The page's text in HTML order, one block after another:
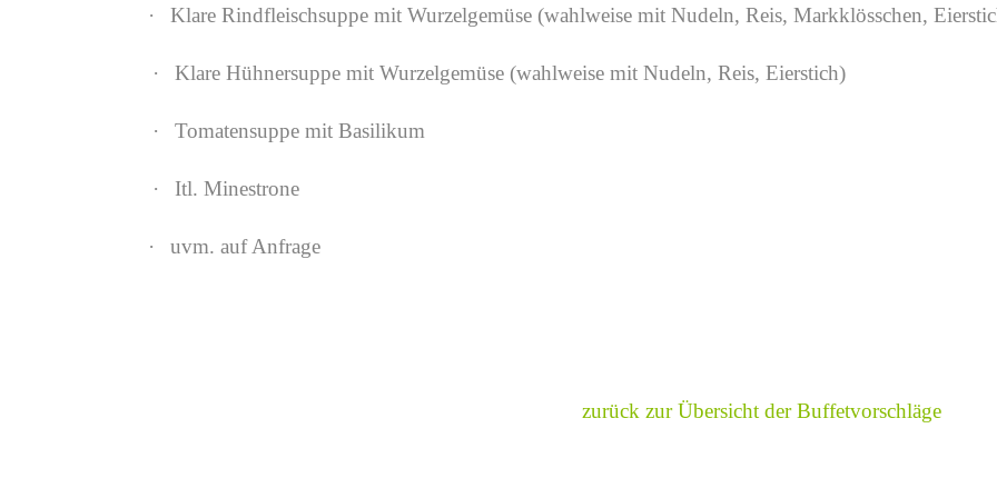
· Klare Rindfleischsuppe mit Wurzelgemüse (wahlweise mit Nudeln, Reis, Markklösschen,
· Klare Hühnersuppe mit Wurzelgemüse (wahlweise mit Nudeln, Reis, Eierstich)
· Tomatensuppe mit Basilikum
· Itl. Minestrone
· uvm. auf Anfrage
zurück zur Übersicht der Buffetvorschläge